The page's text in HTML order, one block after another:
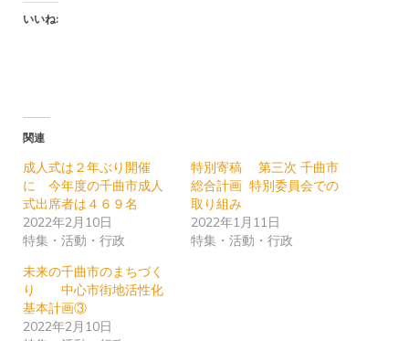
いいね:
関連
成人式は２年ぶり開催
に 今年度の千曲市成人
式出席者は４６９名
2022年2月10日
特集・活動・行政
特別寄稿 第三次 千曲市
総合計画 特別委員会での
取り組み
2022年1月11日
特集・活動・行政
未来の千曲市のまちづく
り 中心市街地活性化
基本計画③
2022年2月10日